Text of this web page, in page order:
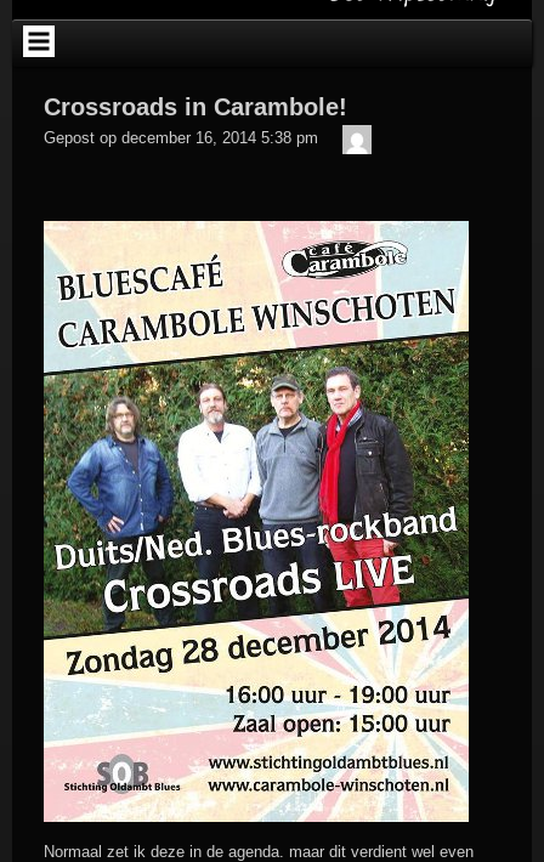
Crossroads in Carambole!
Gepost op december 16, 2014 5:38 pm
Normaal zet ik deze in de agenda. maar dit verdient wel even